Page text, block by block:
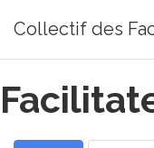
Collectif des